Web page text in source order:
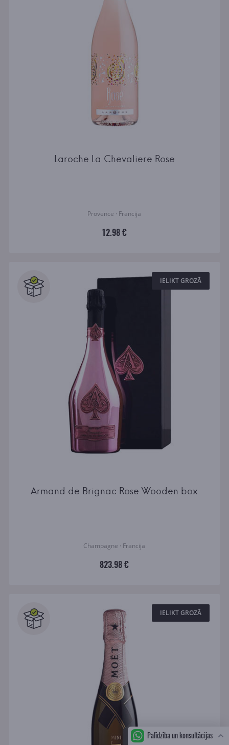
Palīdzība un konsultācijas
Laroche La Chevaliere Rose
Provence · Francija
12.98 €
IELIKT GROZĀ
Armand de Brignac Rose Wooden box
Champagne · Francija
823.98 €
IELIKT GROZĀ